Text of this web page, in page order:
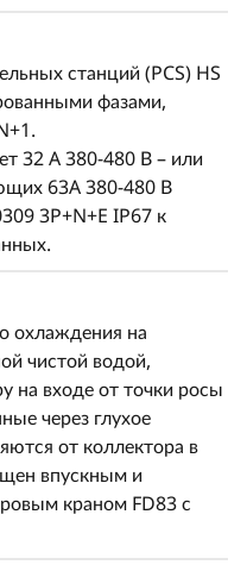
станций (PCS) HS
фазами,
32 A 380-480 В – или
63A 380-480 В
3P+N+E IP67 к
охлаждения на
чистой водой,
на входе от точки росы
через глухое
от коллектора в
впускным и
краном FD83 с